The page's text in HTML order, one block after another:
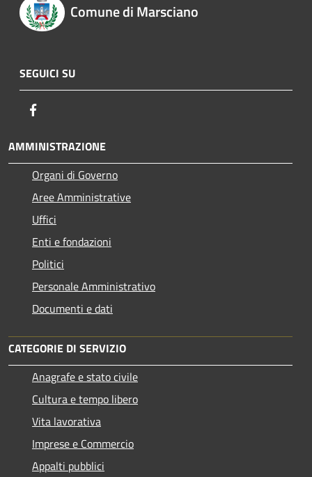
Comune di Marsciano
SEGUICI SU
AMMINISTRAZIONE
Organi di Governo
Aree Amministrative
Uffici
Enti e fondazioni
Politici
Personale Amministrativo
Documenti e dati
CATEGORIE DI SERVIZIO
Anagrafe e stato civile
Cultura e tempo libero
Vita lavorativa
Imprese e Commercio
Appalti pubblici